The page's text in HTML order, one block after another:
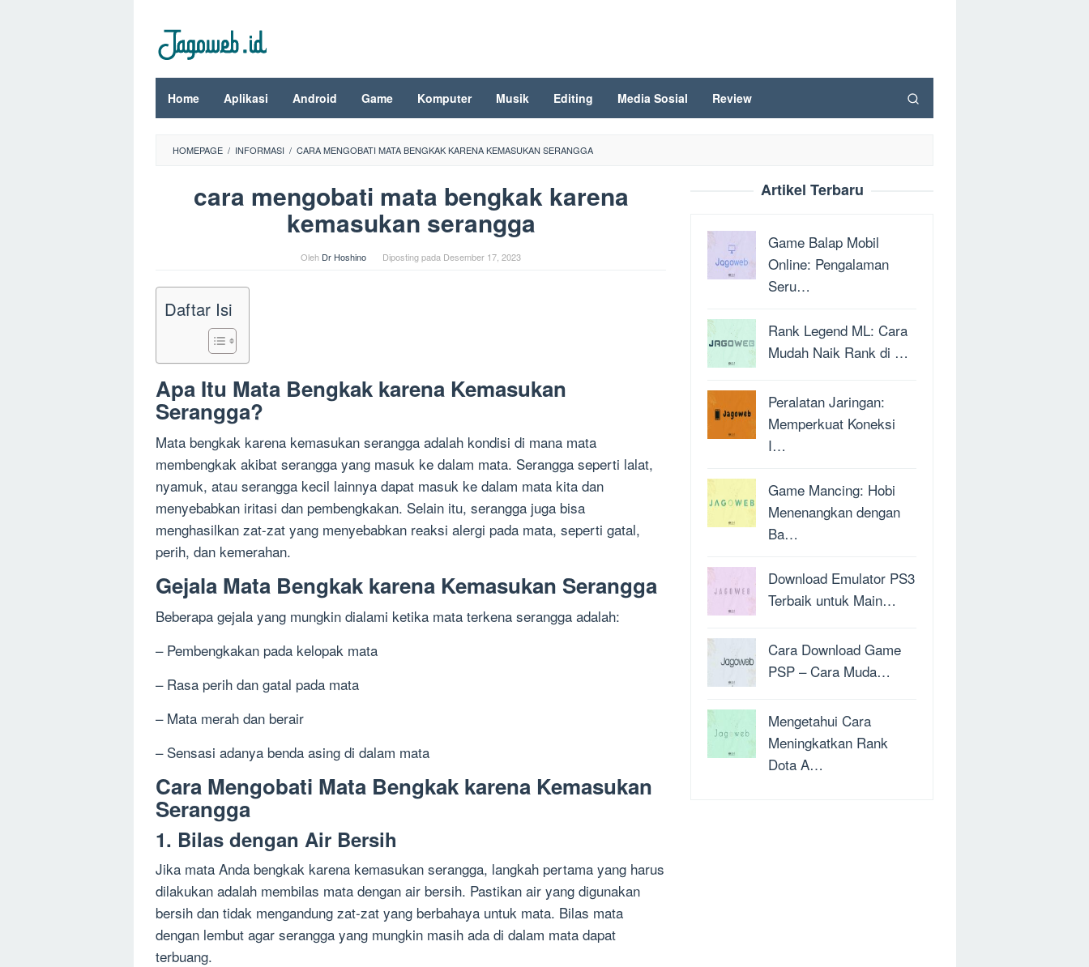
konten
Home Aplikasi Android Game Komputer Musik Editing Media Sosial Review
HOMEPAGE / INFORMASI / CARA MENGOBATI MATA BENGKAK KARENA KEMASUKAN SERANGGA
cara mengobati mata bengkak karena
kemasukan serangga
Oleh Dr Hoshino Diposting pada Desember 17, 2023
Daftar Isi
Apa Itu Mata Bengkak karena Kemasukan
Serangga?
Mata bengkak karena kemasukan serangga adalah kondisi di mana mata
membengkak akibat serangga yang masuk ke dalam mata. Serangga seperti lalat,
nyamuk, atau serangga kecil lainnya dapat masuk ke dalam mata kita dan
menyebabkan iritasi dan pembengkakan. Selain itu, serangga juga bisa
menghasilkan zat-zat yang menyebabkan reaksi alergi pada mata, seperti gatal,
perih, dan kemerahan.
Gejala Mata Bengkak karena Kemasukan Serangga
Beberapa gejala yang mungkin dialami ketika mata terkena serangga adalah:
– Pembengkakan pada kelopak mata
– Rasa perih dan gatal pada mata
– Mata merah dan berair
– Sensasi adanya benda asing di dalam mata
Cara Mengobati Mata Bengkak karena Kemasukan
Serangga
1. Bilas dengan Air Bersih
Jika mata Anda bengkak karena kemasukan serangga, langkah pertama yang harus
dilakukan adalah membilas mata dengan air bersih. Pastikan air yang digunakan
bersih dan tidak mengandung zat-zat yang berbahaya untuk mata. Bilas mata
dengan lembut agar serangga yang mungkin masih ada di dalam mata dapat
terbuang.
Artikel Terbaru
Game Balap Mobil
Online: Pengalaman
Seru…
Rank Legend ML: Cara
Mudah Naik Rank di …
Peralatan Jaringan:
Memperkuat Koneksi
I…
Game Mancing: Hobi
Menenangkan dengan
Ba…
Download Emulator PS3
Terbaik untuk Main…
Cara Download Game
PSP – Cara Muda…
Mengetahui Cara
Meningkatkan Rank
Dota A…